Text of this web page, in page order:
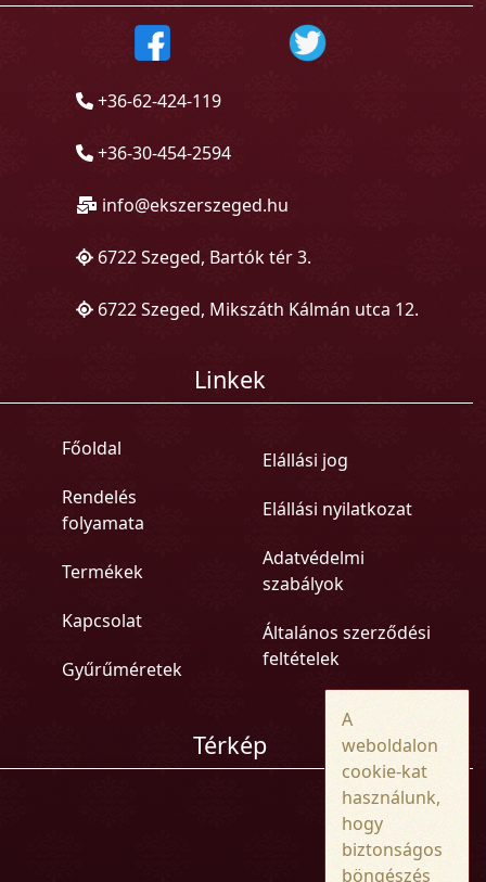
+36-62-424-119
+36-30-454-2594
info@ekszerszeged.hu
6722 Szeged, Bartók tér 3.
6722 Szeged, Mikszáth Kálmán utca 12.
Linkek
Főoldal
Rendelés
folyamata
Termékek
Kapcsolat
Gyűrűméretek
Elállási jog
Elállási nyilatkozat
Adatvédelmi
szabályok
Általános szerződési
feltételek
Térkép
A
weboldalon
cookie-kat
használunk,
hogy
biztonságos
böngészés